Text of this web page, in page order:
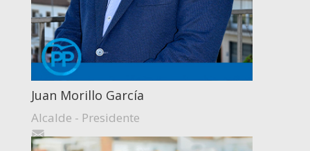
Juan Morillo García
Alcalde - Presidente